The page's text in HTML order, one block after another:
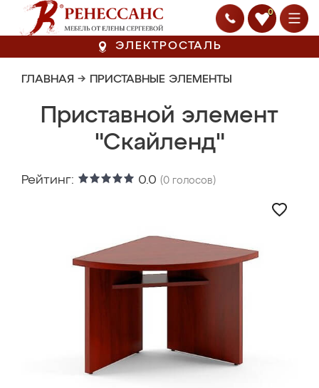
0
ЭЛЕКТРОСТАЛЬ
ГЛАВНАЯ → ПРИСТАВНЫЕ ЭЛЕМЕНТЫ
Приставной элемент
"Скайленд"
Рейтинг: 0.0 (0 голосов)